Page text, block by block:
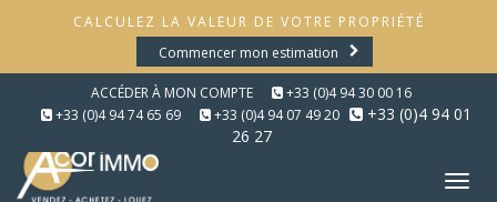
CALCULEZ LA VALEUR DE VOTRE PROPRIÉTÉ
Commencer mon estimation
ACCÉDER À MON COMPTE
+33 (0)4 94 30 00 16
+33 (0)4 94 74 65 69
+33 (0)4 94 07 49 20
+33 (0)4 94 01
26 27